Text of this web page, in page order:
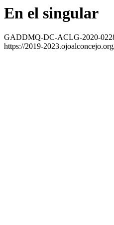
En el singular
GADDMQ-DC-ACLG-2020-
https://2019-